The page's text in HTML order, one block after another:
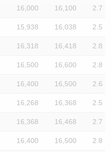
16,000 16,100 2.7
15,938 16,038 2.5
16,318 16,418 2.8
16,500 16,600 2.8
16,400 16,500 2.6
16,268 16,368 2.5
16,368 16,468 2.7
16,400 16,500 2.8